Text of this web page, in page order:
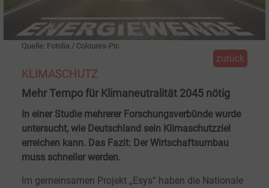
Quelle: Fotolia / Coloures-Pic
zurück
KLIMASCHUTZ
Mehr Tempo für Klimaneutralität 2045 nötig
In einer Studie mehrerer Forschungsverbünde wurde
untersucht, wie Deutschland sein Klimaschutzziel
erreichen kann. Das Fazit: Der Wirtschaftsumbau
muss schneller werden.
Im gemeinsamen Projekt „Esys“ haben die Nationale